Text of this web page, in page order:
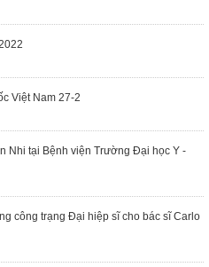
Việt Nam 27-2
Nhi tại Bệnh viện Trường Đại học Y -
công trạng Đại hiệp sĩ cho bác sĩ Carlo